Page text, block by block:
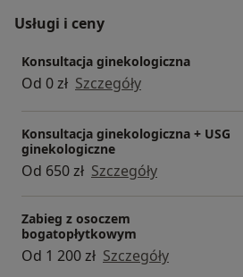
diagnostykę HPV,
-ocenę drożności jajowodów
(ExEm Foam),
ginekologię dziecięcą,
domacicznych oraz
-kolposkopię i diagnistykę
(m.in. zabieg LEEP)
radiofrekwencji mikroigłowej,
-blefaroplastykę (plastykę
Usługi i ceny
Konsultacja ginekologiczna
Od 0 zł Szczegóły
Konsultacja ginekologiczna + USG
ginekologiczne
Od 650 zł Szczegóły
Zabieg z osoczem
bogatopłytkowym
Od 1 200 zł Szczegóły